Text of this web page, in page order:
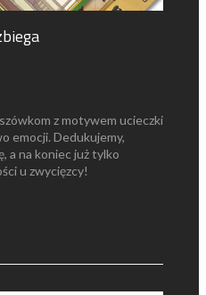
z motywem ucieczki
emocji. Dedukujemy,
a na koniec już tylko
u zwycięzcy!